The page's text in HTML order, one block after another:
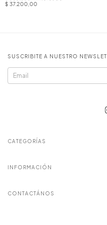
$ 37.200,00
SUSCRIBITE A NUESTRO
CATEGORÍAS
INFORMACIÓN
CONTACTÁNOS